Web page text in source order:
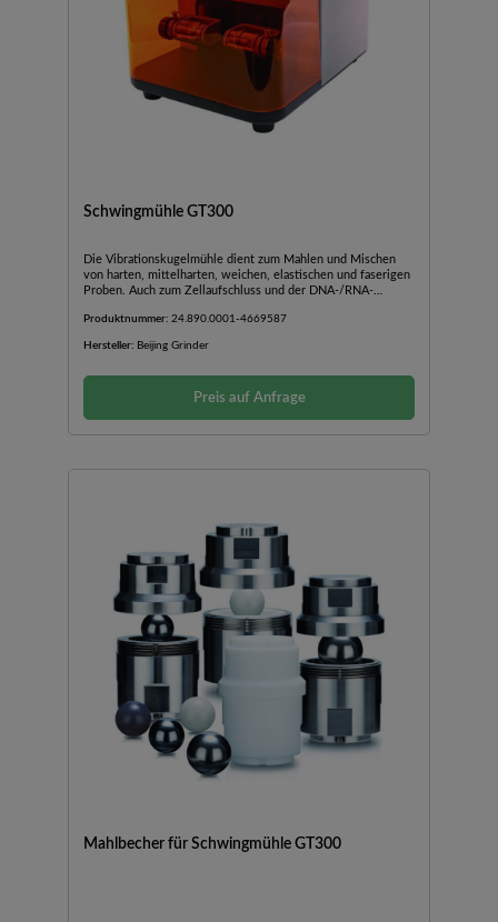
Schwingmühle GT300
Die Vibrationskugelmühle dient zum Mahlen und Mischen
von harten, mittelharten, weichen, elastischen und faserigen
Proben. Auch zum Zellaufschluss und der DNA-/RNA-
Verarbeitungszeiten und hohen Probendurchsatz konzipiert.
Schwingungen aus und durch die Mahlkugeln wird eine
erreicht.Nur 30 Sekunden durchschnittliche
Bearbeitungszeit2 Mahlstellen zur Aufnahme von
Schnellspannbechern mit einem Volumen von 5 bis 50
AbdeckungSicherheitsverriegelungMahlkammer,
Spannsystem und Schwenkarm aus EdelstahlWartungsfreier
DirektantriebMahlbecher aus verschiedenen Materialien mit
bis zu 50 ml Volumen als Zubehör erhältlichMahlbecher und -
kugeln sind nicht im Lieferumfang enthalten und müssen
separat bestellt werden.
Produktnummer: 24.890.0001-4669587
Hersteller: Beijing Grinder
Preis auf Anfrage
Mahlbecher für Schwingmühle GT300